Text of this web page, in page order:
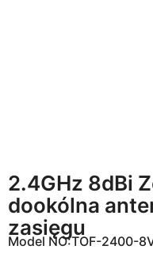
2.4GHz 8dBi
dookólna
zasięgu
Model NO:TOF-2400-